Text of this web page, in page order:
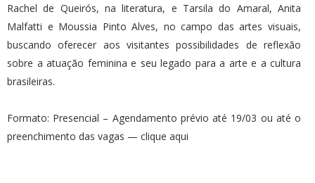
Rachel de Queirós, na literatura, e Tarsila do Amaral, Anita
Malfatti e Moussia Pinto Alves, no campo das artes visuais,
buscando oferecer aos visitantes possibilidades de reflexão
sobre a atuação feminina e seu legado para a arte e a cultura
brasileiras.
Formato: Presencial – Agendamento prévio até 19/03 ou até o
preenchimento das vagas — clique aqui